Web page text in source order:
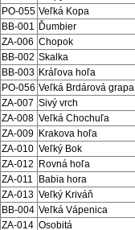
PO-055 Veľká Kopa
BB-001 Ďumbier
ZA-006 Chopok
BB-002 Skalka
BB-003 Kráľova hoľa
PO-056 Veľká Brdárová grapa
ZA-007 Sivý vrch
ZA-008 Veľká Chochuľa
ZA-009 Krakova hoľa
ZA-010 Veľký Bok
ZA-012
Rovná hoľa
ZA-011
Babia hora
ZA-013 Veľký Kriváň
BB-004 Veľká Vápenica
ZA-014 Osobitá